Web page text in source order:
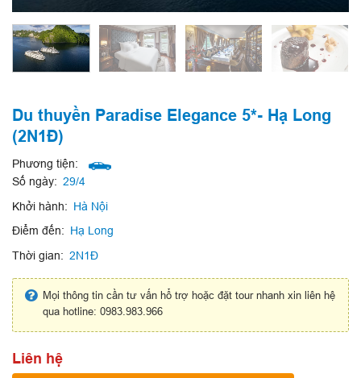
Du thuyền Paradise Elegance 5*- Hạ Long
(2N1Đ)
Phương tiện:
Số ngày: 29/4
Khởi hành: Hà Nội
Điểm đến: Hạ Long
Thời gian: 2N1Đ
Mọi thông tin cần tư vấn hổ trợ hoặc đặt tour nhanh xin liên hệ
qua hotline: 0983.983.966
Liên hệ